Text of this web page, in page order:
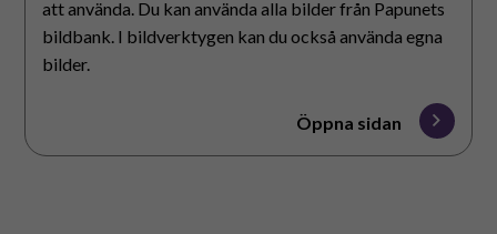
att använda. Du kan använda alla bilder från Papunets
bildbank. I bildverktygen kan du också använda egna
bilder.
Öppna sidan